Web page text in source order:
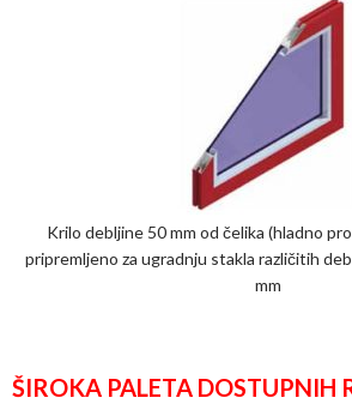
Krilo debljine 50 mm od čelika (hladno
pripremljeno za ugradnju stakla različitih
mm
ŠIROKA PALETA DOSTUPNIH